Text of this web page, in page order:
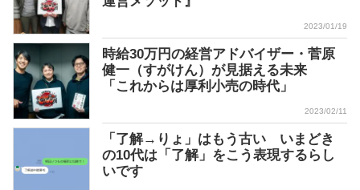
2023/01/19
時給30万円の経営アドバイザー・菅原
健一（すがけん）が見据える未来
「これからは厚利小売の時代」
2023/02/11
「了解→りょ」はもう古い いまどき
の10代は「了解」をこう表現するらし
いです